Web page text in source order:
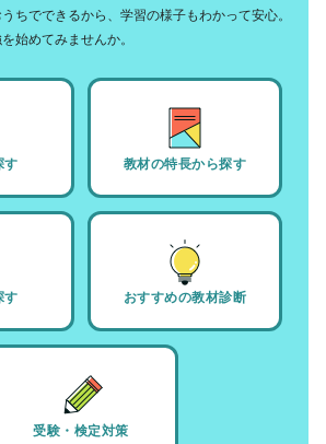
ちでできるから、学習の様子もわかって安心。
始めてみませんか。
す 教材の特長から探す
す おすすめの教材診断
受験・検定対策